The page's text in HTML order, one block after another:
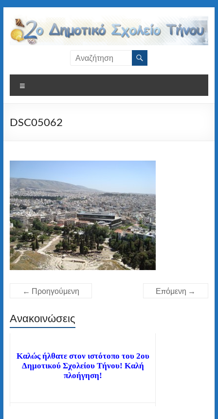
περιεχόμενο
Δημοτικό
Σχολείο
Τήνου
DSC05062
← Προηγούμενη Επόμενη →
Ανακοινώσεις
Καλώς ήλθατε στον ιστότοπο του 2ου